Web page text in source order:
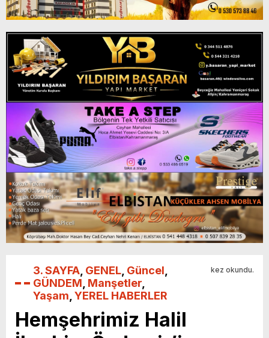
3. SAYFA GENEL Güncel
GÜNDEM Manşetler
Yaşam YEREL HABERLER
kez okundu.
Hemşehrimiz Halil